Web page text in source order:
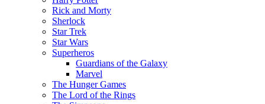
Rick and Morty
Sherlock
Star Trek
Star Wars
Superheros
Guardians of the Galaxy
Marvel
The Hunger Games
The Lord of the Rings